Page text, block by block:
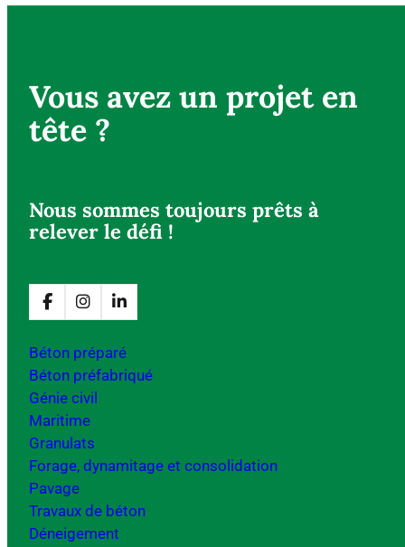
Vous avez un projet en
tête ?
Nous sommes toujours prêts à
relever le défi !
Béton préparé
Béton préfabriqué
Génie civil
Maritime
Granulats
Forage, dynamitage et consolidation
Pavage
Travaux de béton
Déneigement